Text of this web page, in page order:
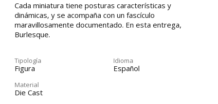
Cada miniatura tiene posturas características y
dinámicas, y se acompaña con un fascículo
maravillosamente documentado. En esta entrega,
Burlesque.
Tipología
Figura
Idioma
Español
Material
Die Cast